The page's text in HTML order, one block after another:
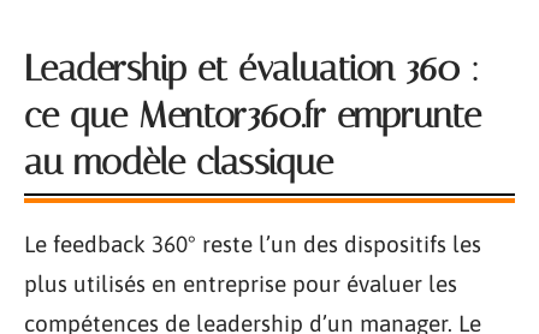
Leadership et évaluation 360 :
ce que Mentor360.fr emprunte
au modèle classique
Le feedback 360° reste l’un des dispositifs les
plus utilisés en entreprise pour évaluer les
compétences de leadership d’un manager. Le